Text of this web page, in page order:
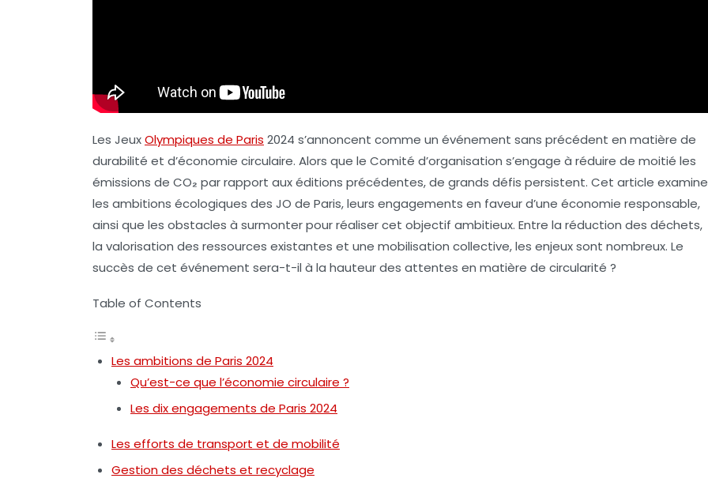
Les JeuxOlympiques de Paris 2024 s’annoncent comme un événement sans précédent en matière de
durabilité et d’économie circulaire. Alors que le Comité d’organisation s’engage à réduire de moitié les
émissions de CO₂ par rapport aux éditions précédentes, de grands défis persistent. Cet article examine
les ambitions écologiques des JO de Paris, leurs engagements en faveur d’une économie responsable,
ainsi que les obstacles à surmonter pour réaliser cet objectif ambitieux. Entre la réduction des déchets,
la valorisation des ressources existantes et une mobilisation collective, les enjeux sont nombreux. Le
succès de cet événement sera-t-il à la hauteur des attentes en matière de circularité ?
Table of Contents
Les ambitions de Paris 2024
Qu’est-ce que l’économie circulaire ?
Les dix engagements de Paris 2024
Les efforts de transport et de mobilité
Gestion des déchets et recyclage